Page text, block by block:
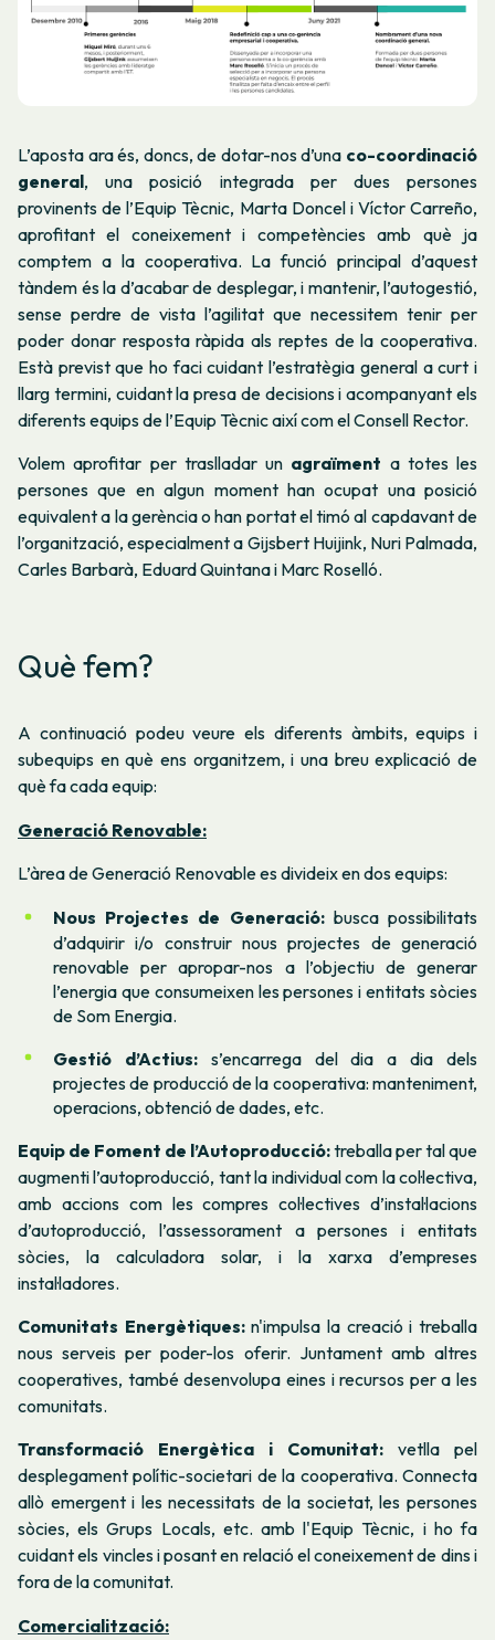
L’aposta ara és, doncs, de dotar-nos d’una co-coordinació
general, una posició integrada per dues persones
provinents de l’Equip Tècnic, Marta Doncel i Víctor Carreño,
aprofitant el coneixement i competències amb què ja
comptem a la cooperativa. La funció principal d’aquest
tàndem és la d’acabar de desplegar, i mantenir, l’autogestió,
sense perdre de vista l’agilitat que necessitem tenir per
poder donar resposta ràpida als reptes de la cooperativa.
Està previst que ho faci cuidant l’estratègia general a curt i
llarg termini, cuidant la presa de decisions i acompanyant els
diferents equips de l’Equip Tècnic així com el Consell Rector.
Volem aprofitar per traslladar un agraïment a totes les
persones que en algun moment han ocupat una posició
equivalent a la gerència o han portat el timó al capdavant de
l’organització, especialment a Gijsbert Huijink, Nuri Palmada,
Carles Barbarà, Eduard Quintana i Marc Roselló.
Què fem?
A continuació podeu veure els diferents àmbits, equips i
subequips en què ens organitzem, i una breu explicació de
què fa cada equip:
Generació Renovable:
L’àrea de Generació Renovable es divideix en dos equips:
Nous Projectes de Generació:busca possibilitats
d’adquirir i/o construir nous projectes de generació
renovable per apropar-nos a l’objectiu de generar
l’energia que consumeixen les persones i entitats sòcies
de Som Energia.
Gestió d’Actius:s’encarrega del dia a dia dels
projectes de producció de la cooperativa: manteniment,
operacions, obtenció de dades, etc.
Equip de Foment de l’Autoproducció:treballa per tal que
augmenti l’autoproducció, tant la individual com la col·lectiva,
amb accions com les compres col·lectives d’instal·lacions
d’autoproducció, l’assessorament a persones i entitats
sòcies, la calculadora solar, i la xarxa d’empreses
instal·ladores.
Comunitats Energètiques:n'impulsa la creació i treballa
nous serveis per poder-los oferir. Juntament amb altres
cooperatives, també desenvolupa eines i recursos per a les
comunitats.
Transformació Energètica i Comunitat: vetlla pel
desplegament polític-societari de la cooperativa. Connecta
allò emergent i les necessitats de la societat, les persones
sòcies, els Grups Locals, etc. amb l'Equip Tècnic, i ho fa
cuidant els vincles i posant en relació el coneixement de dins i
fora de la comunitat.
Comercialització: